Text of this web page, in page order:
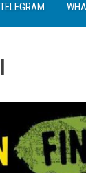
TELEGRAM